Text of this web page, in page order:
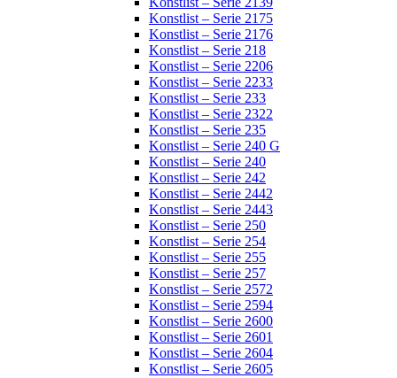
Konstlist – Serie 2175
Konstlist – Serie 2176
Konstlist – Serie 218
Konstlist – Serie 2206
Konstlist – Serie 2233
Konstlist – Serie 233
Konstlist – Serie 2322
Konstlist – Serie 235
Konstlist – Serie 240 G
Konstlist – Serie 240
Konstlist – Serie 242
Konstlist – Serie 2442
Konstlist – Serie 2443
Konstlist – Serie 250
Konstlist – Serie 254
Konstlist – Serie 255
Konstlist – Serie 257
Konstlist – Serie 2572
Konstlist – Serie 2594
Konstlist – Serie 2600
Konstlist – Serie 2601
Konstlist – Serie 2604
Konstlist – Serie 2605